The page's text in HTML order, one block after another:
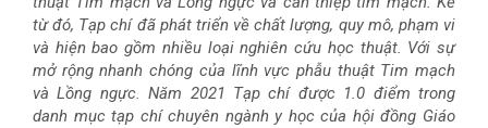
từ đó, Tạp chí đã phát triển về chất lượng, quy mô, phạm vi
và hiện bao gồm nhiều loại nghiên cứu học thuật. Với sự
mở rộng nhanh chóng của lĩnh vực phẫu thuật Tim mạch
và Lồng ngực. Năm 2021 Tạp chí được 1.0 điểm trong
danh mục tạp chí chuyên ngành y học của hội đồng Giáo